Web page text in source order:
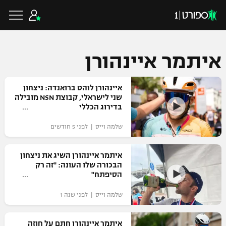
כדורגל ישראלי
ליגת העל
גביע הטוטו
ליגיונרים
גביע המדינה
כדורגל עולמי
ליגת האלופות
ליגה אירופית
ליגה אנגלית
כדורסל ישראלי
ליגת ווינר סל
ליגה לאומית
כדורסל עולמי
NBA
איתמר איינהורן
איינהורן לוהט ברואנדה: ניצחון
שני לישראלי, קבוצת NSN מובילה
בדירוג הכללי
שלמה וייס | לפני 5 חודשים
איתמר איינהורן השיג את ניצחון
הבכורה שלו העונה: "זה רק
הסיפתח"
שלמה וייס | לפני שנה 1
איתמר איינהורן חתם על חוזה